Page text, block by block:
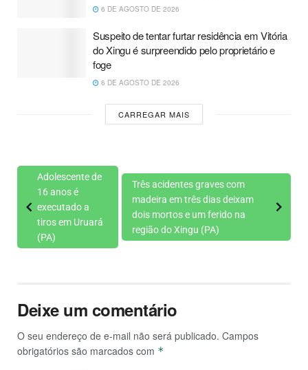
6 DE AGOSTO DE 2026
Suspeito de tentar furtar residência em Vitória
do Xingu é surpreendido pelo proprietário e
foge
6 DE AGOSTO DE 2026
CARREGAR MAIS
Adolescente de
16 anos é
executado a
tiros em Uruará
(PA)
Três acidentes graves com
madeira em três dias deixam
dois mortos e um ferido na
região do Xingu (PA)
Deixe um comentário
O seu endereço de e-mail não será publicado. Campos
obrigatórios são marcados com *